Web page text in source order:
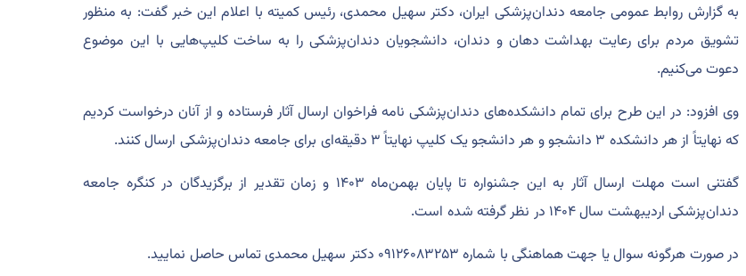
به گزارش روابط عمومی جامعه دندان‌پزشکی ایران، دکتر سهیل محمدی، رئیس کمیته با اعلام این خبر گفت: به منظور
تشویق مردم برای رعایت بهداشت دهان و دندان، دانشجویان دندان‌پزشکی را به ساخت کلیپ‌هایی با این موضوع
دعوت می‌کنیم.
وی افزود: در این طرح برای تمام دانشکده‌های دندان‌پزشکی نامه فراخوان ارسال آثار فرستاده و از آنان درخواست کردیم
که نهایتاً از هر دانشکده ۳ دانشجو و هر دانشجو یک کلیپ نهایتاً ۳ دقیقه‌ای برای جامعه دندان‌پزشکی ارسال کنند.
گفتنی است مهلت ارسال آثار به این جشنواره تا پایان بهمن‌ماه ۱۴۰۳ و زمان تقدیر از برگزیدگان در کنگره جامعه
دندان‌پزشکی اردیبهشت سال ۱۴۰۴ در نظر گرفته شده است.
در صورت هرگونه سوال یا جهت هماهنگی با شماره ۰۹۱۲۶۰۸۳۲۵۳ دکتر سهیل محمدی تماس حاصل نمایید.